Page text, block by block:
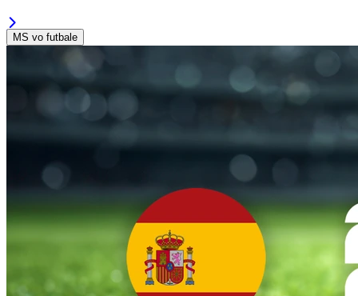
MS vo futbale